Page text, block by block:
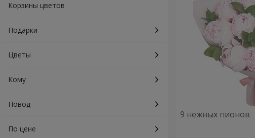
Корзины цветов
Подарки
Цветы
Кому
Повод
По цене
9 нежных пионов